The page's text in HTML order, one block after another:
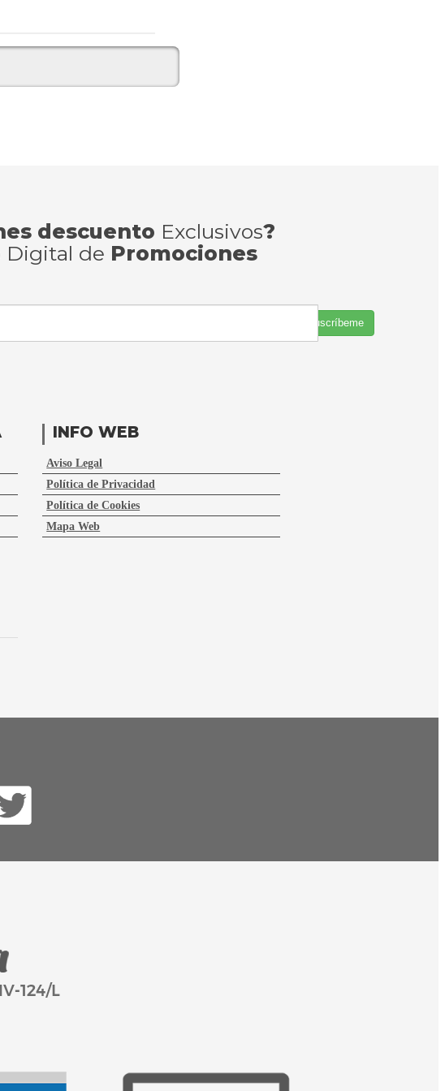
descuento Exclusivos?
Digital de Promociones
Suscríbeme
INFO WEB
Aviso Legal
Política de Privacidad
Política de Cookies
Mapa Web